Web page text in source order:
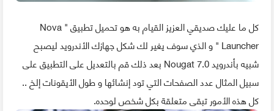
كل ما عليك صديقي العزيز القيام به هو تحميل تطبيق " Nova
Launcher " و الذي سوف يغير لك شكل جهازك الأندرويد ليصبح
شبيه بأندرويد 7.0 Nougat بعد ذلك قم بالتعديل على التطبيق على
سبيل المثال عدد الصفحات التي تود إنشائها و طول الأيقونات إلخ ..
كل هذه الأمور تبقى متعلقة بكل شخص لوحده.